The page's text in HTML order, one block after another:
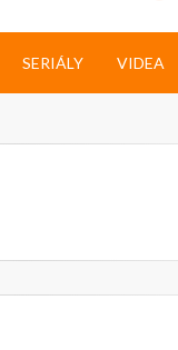
SERIÁLY VIDEA